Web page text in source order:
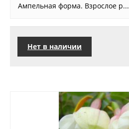
Ампельная форма. Взрослое р...
Нет в наличии